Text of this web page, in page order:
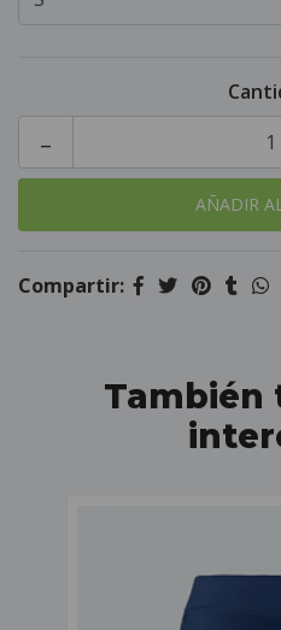
-
Compartir:
También